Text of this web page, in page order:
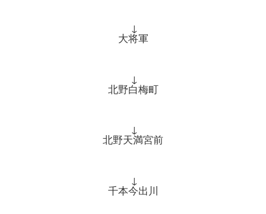
↓
大将軍
↓
北野白梅町
↓
北野天満宮前
↓
千本今出川